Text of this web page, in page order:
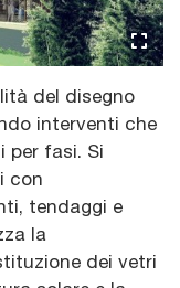
del disegno
interventi che
per fasi. Si
con
tendaggi e
la
dei vetri